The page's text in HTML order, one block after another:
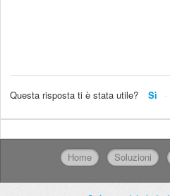
Questa risposta ti è stata utile? Sì
Home Soluzioni